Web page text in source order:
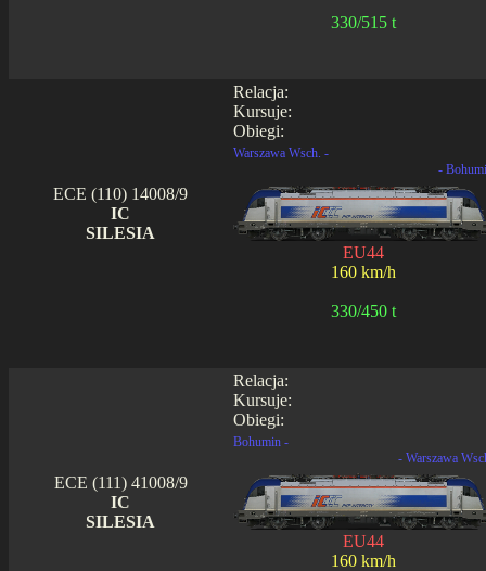
330/515 t
Relacja:
Kursuje:
Obiegi:
ECE (110) 14008/9
IC
SILESIA
Warszawa Wsch. -
-
EU44
160 km/h
330/450 t
Relacja:
Kursuje:
Obiegi:
ECE (111) 41008/9
IC
SILESIA
Bohumin -
- Warszawa
EU44
160 km/h